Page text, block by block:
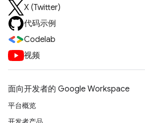
X (Twitter)
代码示例
Codelab
视频
面向开发者的 Google Workspace
平台概览